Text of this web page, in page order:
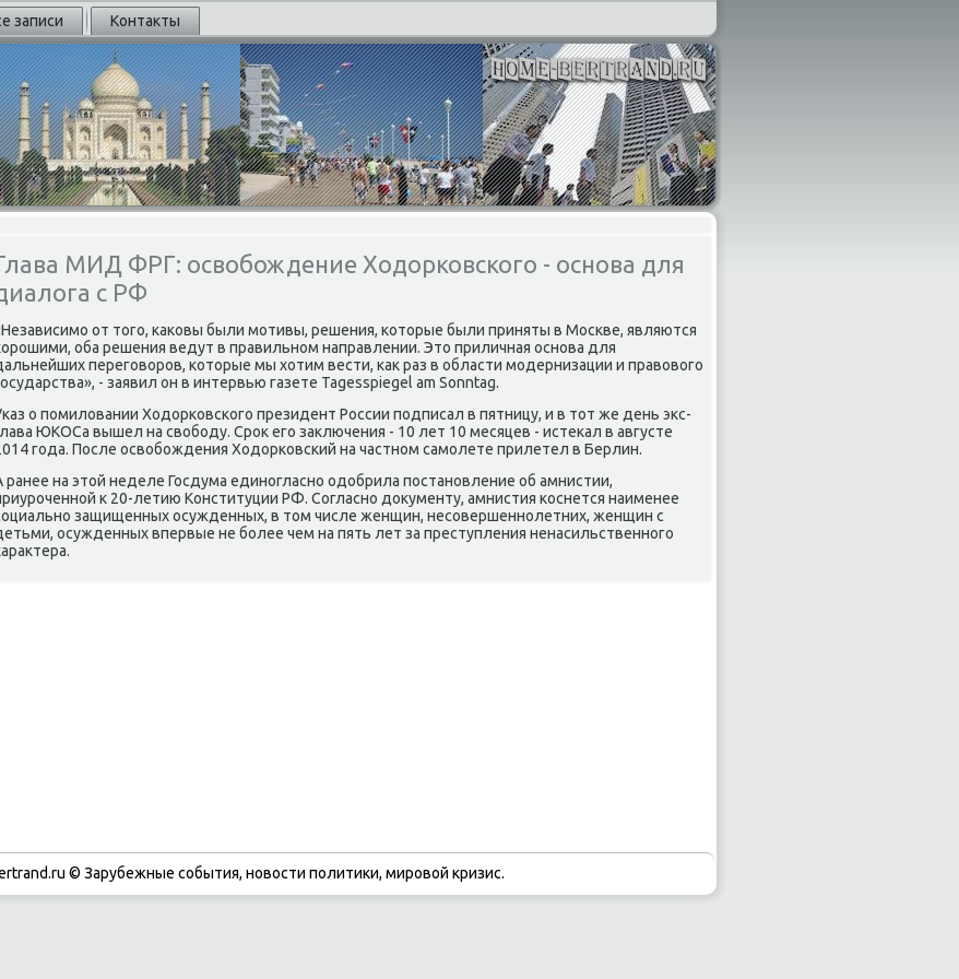
записи Контакты
МИД ФРГ: освобождение Ходорковского - основа для
с РФ
от того, каковы были мотивы, решения, которые были приняты в Москве, являются
оба решения ведут в правильном направлении. Это приличная основа для
переговоров, которые мы хотим вести, как раз в области модернизации и правового
- заявил он в интервью газете Tagesspiegel am Sonntag.
о помиловании Ходорковского президент России подписал в пятницу, и в тот же день экс-
ЮКОСа вышел на свободу. Срок его заключения - 10 лет 10 месяцев - истекал в августе
года. После освобождения Ходорковский на частном самолете прилетел в Берлин.
ранее на этой неделе Госдума единогласно одобрила постановление об амнистии,
к 20-летию Конституции РФ. Согласно документу, амнистия коснется наименее
защищенных осужденных, в том числе женщин, несовершеннолетних, женщин с
осужденных впервые не более чем на пять лет за преступления ненасильственного
© Зарубежные события, новости политики, мировой кризис.